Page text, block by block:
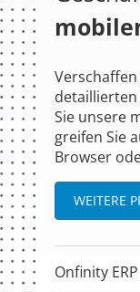
Sie unsere
greifen Sie
Browser
WEITERE
Onfinity